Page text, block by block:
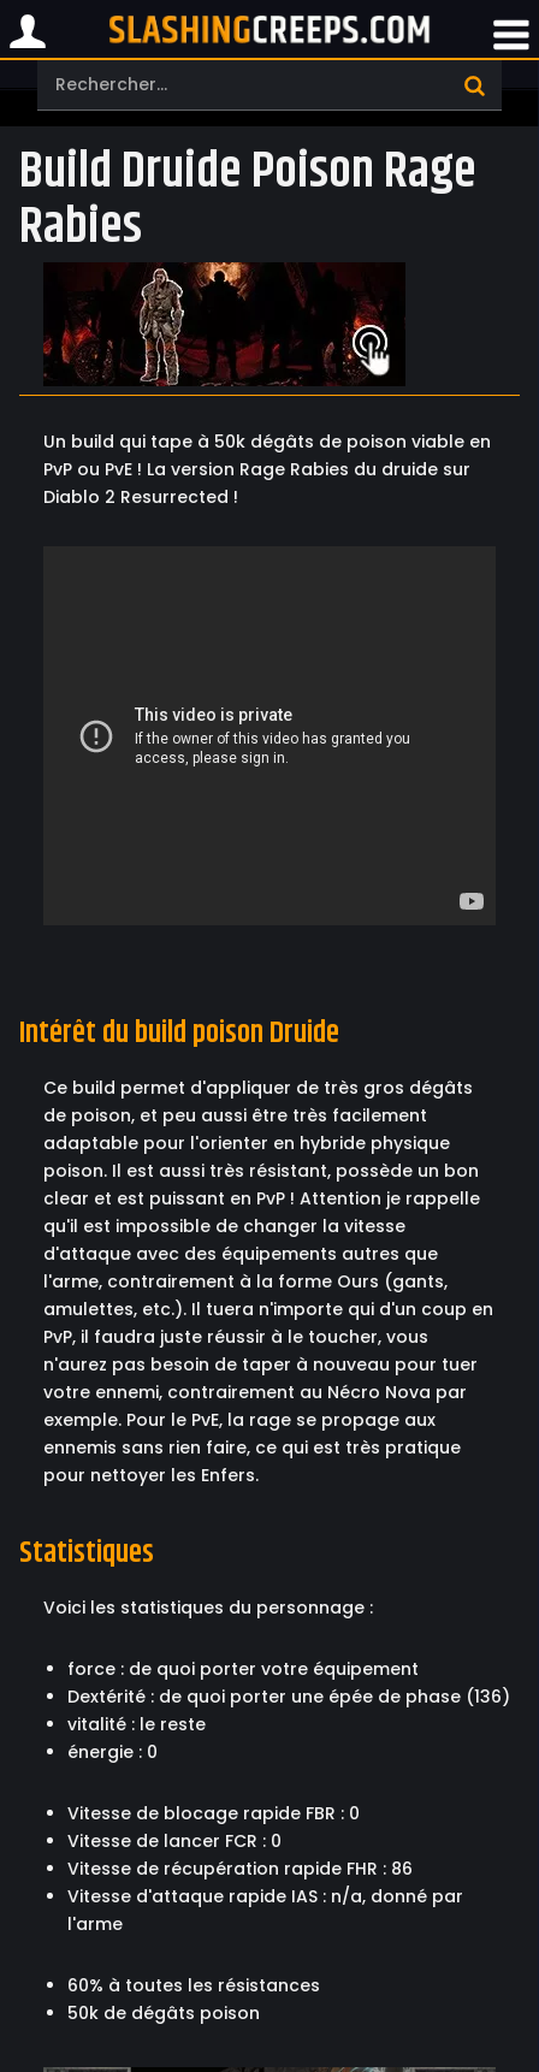
Build Druide Poison Rage
Rabies
Un build qui tape à 50k dégâts de poison viable en
PvP ou PvE ! La version Rage Rabies du druide sur
Diablo 2 Resurrected !
Intérêt du build poison Druide
Ce build permet d'appliquer de très gros dégâts
de poison, et peu aussi être très facilement
adaptable pour l'orienter en hybride physique
poison. Il est aussi très résistant, possède un bon
clear et est puissant en PvP ! Attention je rappelle
qu'il est impossible de changer la vitesse
d'attaque avec des équipements autres que
l'arme, contrairement à la forme Ours (gants,
amulettes, etc.). Il tuera n'importe qui d'un coup en
PvP, il faudra juste réussir à le toucher, vous
n'aurez pas besoin de taper à nouveau pour tuer
votre ennemi, contrairement au Nécro Nova par
exemple. Pour le PvE, la rage se propage aux
ennemis sans rien faire, ce qui est très pratique
pour nettoyer les Enfers.
Statistiques
Voici les statistiques du personnage :
force : de quoi porter votre équipement
Dextérité : de quoi porter une épée de phase (136)
vitalité : le reste
énergie : 0
Vitesse de blocage rapide FBR : 0
Vitesse de lancer FCR : 0
Vitesse de récupération rapide FHR : 86
Vitesse d'attaque rapide IAS : n/a, donné par
l'arme
60% à toutes les résistances
50k de dégâts poison